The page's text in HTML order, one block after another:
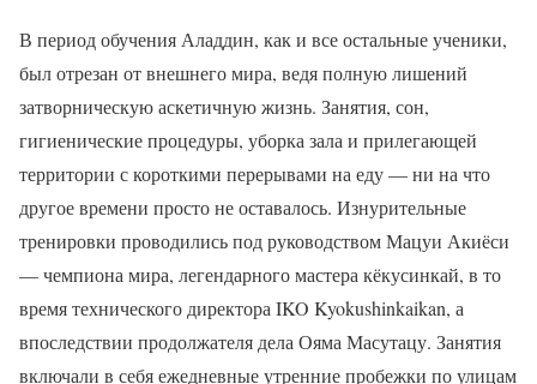
В период обучения Аладдин, как и все остальные ученики,
был отрезан от внешнего мира, ведя полную лишений
затворническую аскетичную жизнь. Занятия, сон,
гигиенические процедуры, уборка зала и прилегающей
территории с короткими перерывами на еду — ни на что
другое времени просто не оставалось. Изнурительные
тренировки проводились под руководством Мацуи Акиёси
— чемпиона мира, легендарного мастера кёкусинкай, в то
время технического директора IKO Kyokushinkaikan, а
впоследствии продолжателя дела Ояма Масутацу. Занятия
включали в себя ежедневные утренние пробежки по улицам